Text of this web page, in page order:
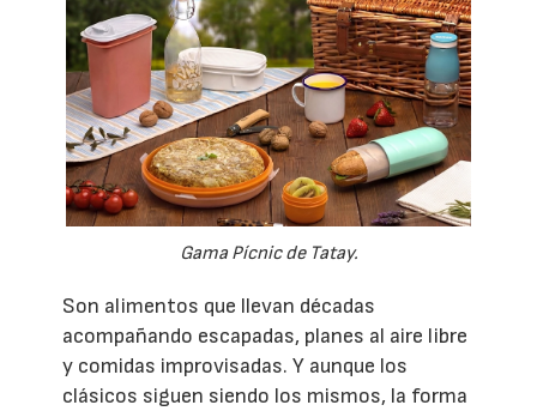
Gama Pícnic de Tatay.
Son alimentos que llevan décadas
acompañando escapadas, planes al aire libre
y comidas improvisadas. Y aunque los
clásicos siguen siendo los mismos, la forma